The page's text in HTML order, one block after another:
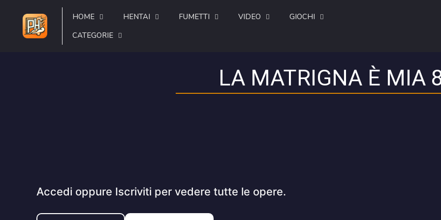
HOME HENTAI FUMETTI VIDEO
GIOCHI
CATEGORIE
LA MATRIGNA È MIA
Accedi oppure Iscriviti per vedere tutte le opere.